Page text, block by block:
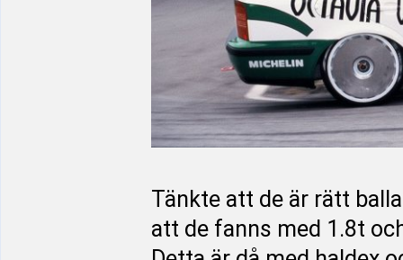
Tänkte att de är rätt
att de fanns med 1.8t